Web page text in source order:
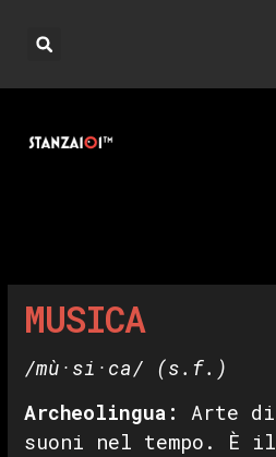
MUSICA
/mù·si·ca/ (s.f.)
Archeolingua :
Arte di
suoni nel tempo. È